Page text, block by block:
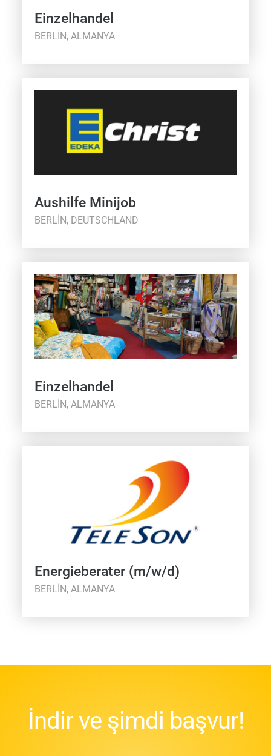
Einzelhandel
BERLIN, ALMANYA
Aushilfe Minijob
BERLIN, DEUTSCHLAND
Einzelhandel
BERLIN, ALMANYA
Energieberater (m/w/d)
BERLIN, ALMANYA
İndir ve şimdi başvur!